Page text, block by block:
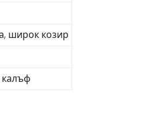
широк козир
калъф